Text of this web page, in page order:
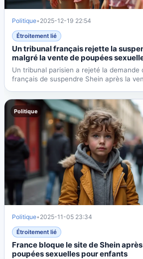
Politique• 2025-12-19 22:54
Étroitement lié
Un tribunal français rejette la
malgré la vente de poupées
Un tribunal parisien a rejeté la demande
français de suspendre Shein après la
Politique
Politique• 2025-11-05 23:34
Étroitement lié
France bloque le site de Shein
poupées sexuelles pour enfants